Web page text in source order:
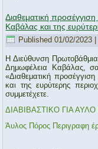
Διαθεματική
Καβάλας και της
Published 01/02/2023
Η Διεύθυνση
Δημωφέλεια Καβάλας,
«Διαθεματική
και της ευρύτερης
συμμετέχετε.
ΔΙΑΒΙΒΑΣΤΙΚΟ ΓΙΑ
Άυλος Πόρος Περιγραφη